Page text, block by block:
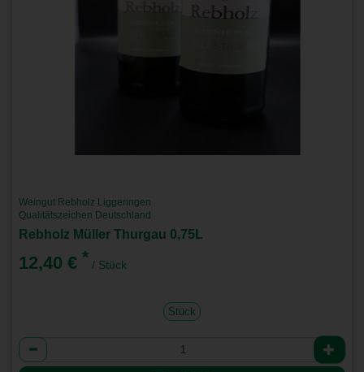
Weingut Rebholz Liggeringen
Qualitätszeichen Deutschland
Rebholz Müller Thurgau 0,75L
12,40 € * / Stück
Stück
Anzahl